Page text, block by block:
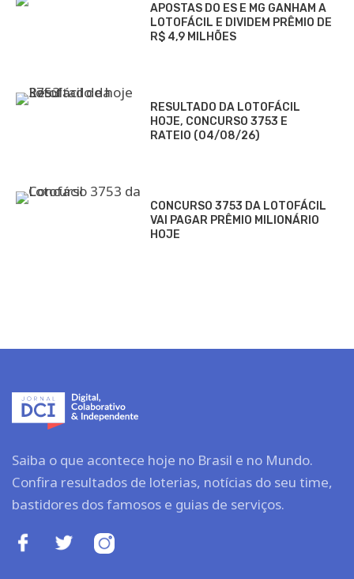
APOSTAS DO ES E MG GANHAM A
LOTOFÁCIL E DIVIDEM PRÊMIO DE
R$ 4,9 MILHÕES
RESULTADO DA LOTOFÁCIL
HOJE, CONCURSO 3753 E
RATEIO (04/08/26)
CONCURSO 3753 DA LOTOFÁCIL
VAI PAGAR PRÊMIO MILIONÁRIO
HOJE
Saiba o que acontece hoje no Brasil e no Mundo.
Confira resultados de loterias, notícias do seu time,
bastidores dos famosos e guias de serviços.